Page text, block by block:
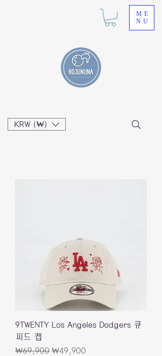
ME
NU
KRW (₩)
9TWENTY Los Angeles Dodgers 큐
피드 캡
一般價格
₩69,900 促銷價格
₩49,900